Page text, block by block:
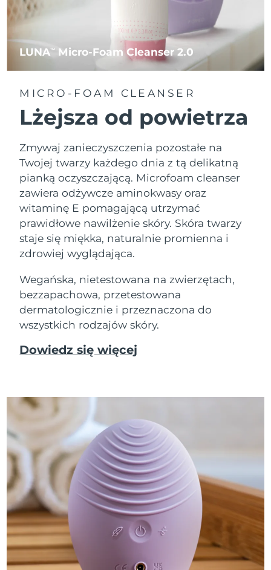
LUNATM Micro-Foam Cleanser 2.0
MICRO-FOAM CLEANSER
Lżejsza od powietrza
Zmywaj zanieczyszczenia pozostałe na
Twojej twarzy każdego dnia z tą delikatną
pianką oczyszczającą. Microfoam cleanser
zawiera odżywcze aminokwasy oraz
witaminę E pomagającą utrzymać
prawidłowe nawilżenie skóry. Skóra twarzy
staje się miękka, naturalnie promienna i
zdrowiej wyglądająca.
Wegańska, nietestowana na zwierzętach,
bezzapachowa, przetestowana
dermatologicznie i przeznaczona do
wszystkich rodzajów skóry.
Dowiedz się więcej